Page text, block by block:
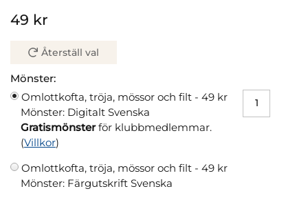
49 kr
Återställ val
Mönster:
Omlottkofta, tröja, mössor och filt - 49 kr
Mönster: Digitalt Svenska
Gratismönsterför klubbmedlemmar.
(Villkor)
Omlottkofta, tröja, mössor och filt - 49 kr
Mönster: Färgutskrift Svenska